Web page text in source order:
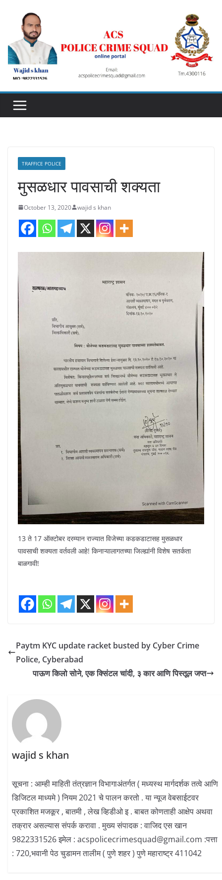
content
TRAFFICE POLICE
मुसळधार पावसाची शक्यता
October 13, 2020 wajid s khan
13 ते 17 ऑक्टोबर दरम्यान राज्यात विजेच्या कडकडाटासह मुसळधार
पावसाची शक्यता वर्तवली आहे! किनाऱ्यालागतच्या जिल्ह्यांनी विशेष सतर्कता
बाळगावी!
Paytm KYC update racket busted by Cyber Crime
Police, Cyberabad
पाऊण किलो सोने, एक क्सिंटल चांदी, ३ कार आणि पिस्तूल जप्त
wajid s khan
सूचना : आम्ही माहिती तंत्रज्ञान विभागाअंतर्गत ( मध्यस्थ मार्गदर्शक तत्वे आणि
डिजिटल माध्यमे ) नियम 2021 चे पालन करतो . या न्यूज वेबसाईटवर
प्रकाशित मजकूर , बातमी , लेख व्हिडीओ इ . बाबत कोणताही आक्षेप अथवा
तक्रार असल्यास संपर्क करावा . मुख्य संपादक : वाजिद एस खान
9822331526 इमेल : acspolicecrimesquad@gmail.com :पत्ता
: 720,भवानी पेठ चुडामन तालीम ( पुणे शहर ) पुणे महाराष्ट्र 411042